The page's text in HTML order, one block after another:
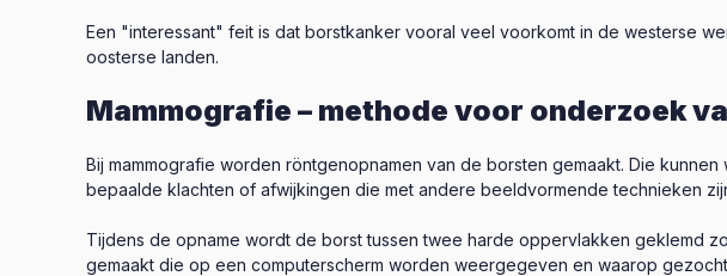
Een "interessant" feit is dat borstkanker vooral veel voorkomt in de westerse
oosterse landen.
Mammografie – methode voor onderzoek
Bij mammografie worden röntgenopnamen van de borsten gemaakt. Die
bepaalde klachten of afwijkingen die met andere beeldvormende technieken
Tijdens de opname wordt de borst tussen twee harde oppervlakken geklemd
gemaakt die op een computerscherm worden weergegeven en waarop